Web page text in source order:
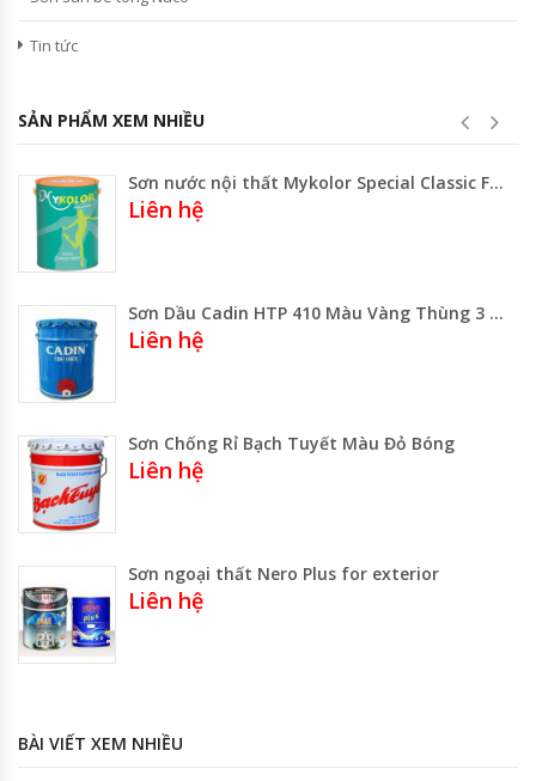
Tin tức
SẢN PHẨM XEM NHIỀU
Sơn nước nội thất Mykolor Special Classic Finish
Liên hệ
Sơn Dầu Cadin HTP 410 Màu Vàng Thùng 3 lít Thùng 17.75 Lít
Liên hệ
Sơn Chống Rỉ Bạch Tuyết Màu Đỏ Bóng
Liên hệ
Sơn ngoại thất Nero Plus for exterior
Liên hệ
BÀI VIẾT XEM NHIỀU